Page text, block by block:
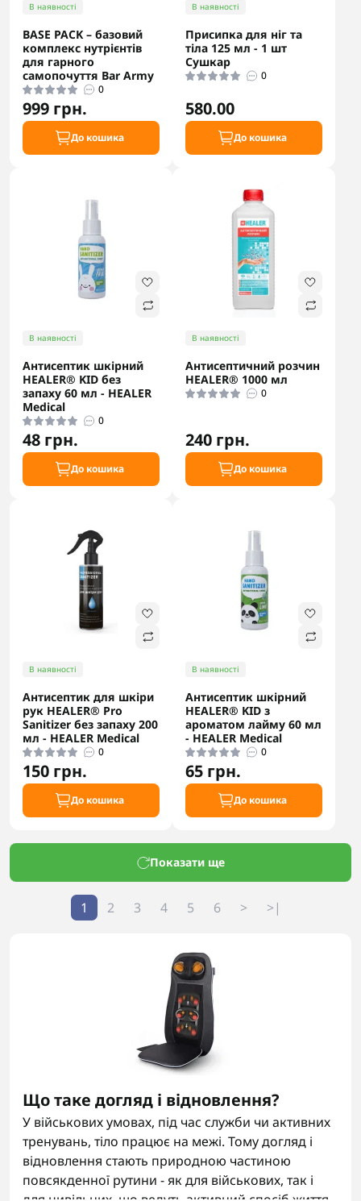
В наявності
BASE PACK – базовий
комплекс нутрієнтів
для гарного
самопочуття Bar Army
0
999 грн.
До кошика
В наявності
Присипка для ніг та
тіла 125 мл - 1 шт
Сушкар
0
580.00
До кошика
В наявності
Антисептик шкірний
HEALER® KID без
запаху 60 мл - HEALER
Medical
0
48 грн.
До кошика
В наявності
Антисептичний розчин
HEALER® 1000 мл
0
240 грн.
До кошика
В наявності
Антисептик для шкіри
рук HEALER® Pro
Sanitizer без запаху 200
мл - HEALER Medical
0
150 грн.
До кошика
В наявності
Антисептик шкірний
HEALER® KID з
ароматом лайму 60 мл
- HEALER Medical
0
65 грн.
До кошика
Показати ще
1 2 3 4 5 6 > >|
Що таке догляд і відновлення?
У військових умовах, під час служби чи активних
тренувань, тіло працює на межі. Тому догляд і
відновлення стають природною частиною
повсякденної рутини - як для військових, так і